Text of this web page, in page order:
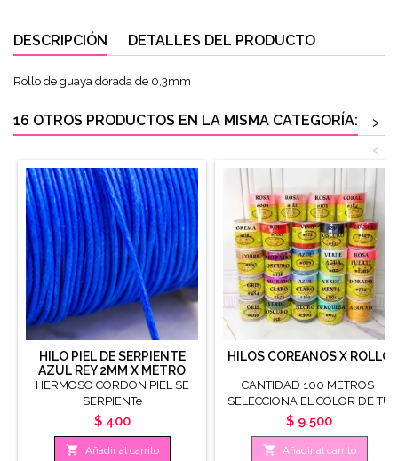
DESCRIPCIÓN DETALLES DEL PRODUCTO
Rollo de guaya dorada de 0,3mm
16 OTROS PRODUCTOS EN LA MISMA CATEGORÍA:
>
<
HILO PIEL DE SERPIENTE
AZUL REY 2MM X METRO
HERMOSO CORDON PIEL SE
SERPIENTe
Precio
$ 400
 Añadir al carrito
HILOS COREANOS X ROLLO
CANTIDAD 100 METROS
SELECCIONA EL COLOR DE TU
PREFERENCIA CALIBRE 0.8MM
Precio
$ 9.500
 Añadir al carrito